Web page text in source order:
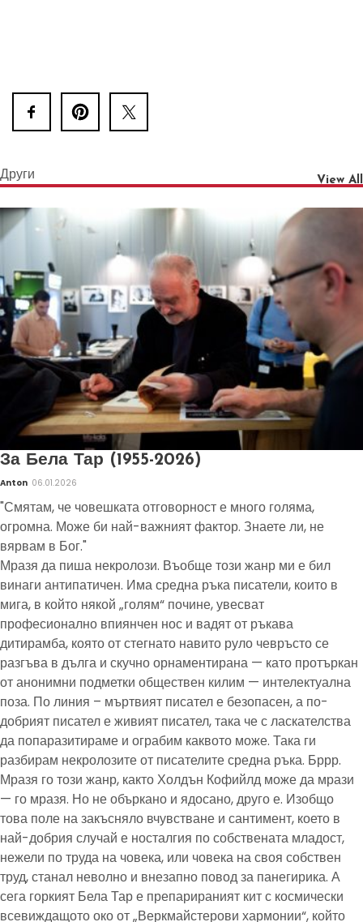
Други View All
За Бела Тар (1955-2026)
Anton 06.01.2026
"Смятам, че човешката отговорност е много голяма,
огромна. Може би най-важният фактор. Знаете ли, не
вярвам в Бог."
Мразя да пиша некролози. Въобще този жанр ми е бил
винаги антипатичен. Има средна ръка писатели, които в
мига, в който някой „голям“ почине, увесват
професионално впиянчен нос и вадят от ръкава
дитирамба, която от стегнато навито руло чевръсто се
разгъва в дълга и скучно орнаментирана — като протъркан
от анонимни подметки обществен килим — интелектуална
поза. По линия – мъртвият писател е безопасен, а по-
добрият писател е живият писател, така че с ласкателства
да попаразитираме и ограбим каквото може. Така ги
разбирам некролозите от писателите средна ръка. Бррр.
Мразя го този жанр, както Холдън Кофийлд може да мрази
— го мразя. Но не объркано и ядосано, друго е. Изобщо
това поле на закъсняло вчувстване и сантимент, което в
най-добрия случай е носталгия по собствената младост,
нежели по труда на човека, или човека на своя собствен
труд, станал неволно и внезапно повод за панегирика. А
сега горкият Бела Тар е препарираният кит с космически
всевиждащото око от „Веркмайстерови хармонии“, който